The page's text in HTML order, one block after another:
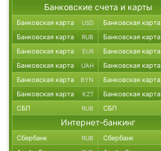
Банковские счета и карты
Банковская карта USD Банковская карта
Банковская карта RUB Банковская карта
Банковская карта EUR Банковская карта
Банковская карта UAH Банковская карта
Банковская карта BYN Банковская карта
Банковская карта KZT Банковская карта
СБП RUB СБП
Интернет-банкинг
Сбербанк RUB Сбербанк